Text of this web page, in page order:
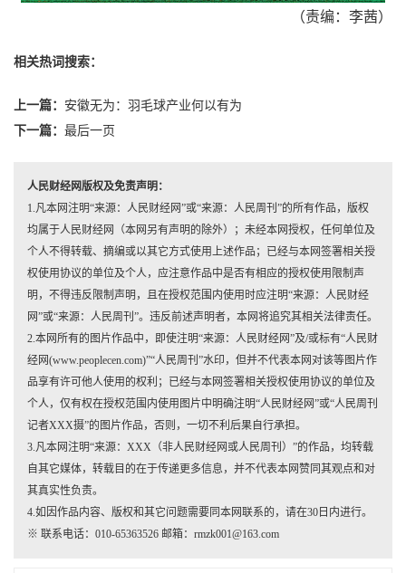
（责编：李茜）
相关热词搜索：
上一篇： 安徽无为：羽毛球产业何以有为
下一篇： 最后一页
人民财经网版权及免责声明：
1.凡本网注明“来源：人民财经网”或“来源：人民周刊”的所有作品，版权
均属于人民财经网（本网另有声明的除外）；未经本网授权，任何单位及
个人不得转载、摘编或以其它方式使用上述作品；已经与本网签署相关授
权使用协议的单位及个人，应注意作品中是否有相应的授权使用限制声
明，不得违反限制声明，且在授权范围内使用时应注明“来源：人民财经
网”或“来源：人民周刊”。违反前述声明者，本网将追究其相关法律责任。
2.本网所有的图片作品中，即使注明“来源：人民财经网”及/或标有“人民财
经网(www.peoplecen.com)”“人民周刊”水印，但并不代表本网对该等图片作
品享有许可他人使用的权利；已经与本网签署相关授权使用协议的单位及
个人，仅有权在授权范围内使用图片中明确注明“人民财经网”或“人民周刊
记者XXX摄”的图片作品，否则，一切不利后果自行承担。
3.凡本网注明“来源：XXX（非人民财经网或人民周刊）”的作品，均转载
自其它媒体，转载目的在于传递更多信息，并不代表本网赞同其观点和对
其真实性负责。
4.如因作品内容、版权和其它问题需要同本网联系的，请在30日内进行。
※ 联系电话：010-65363526 邮箱：rmzk001@163.com